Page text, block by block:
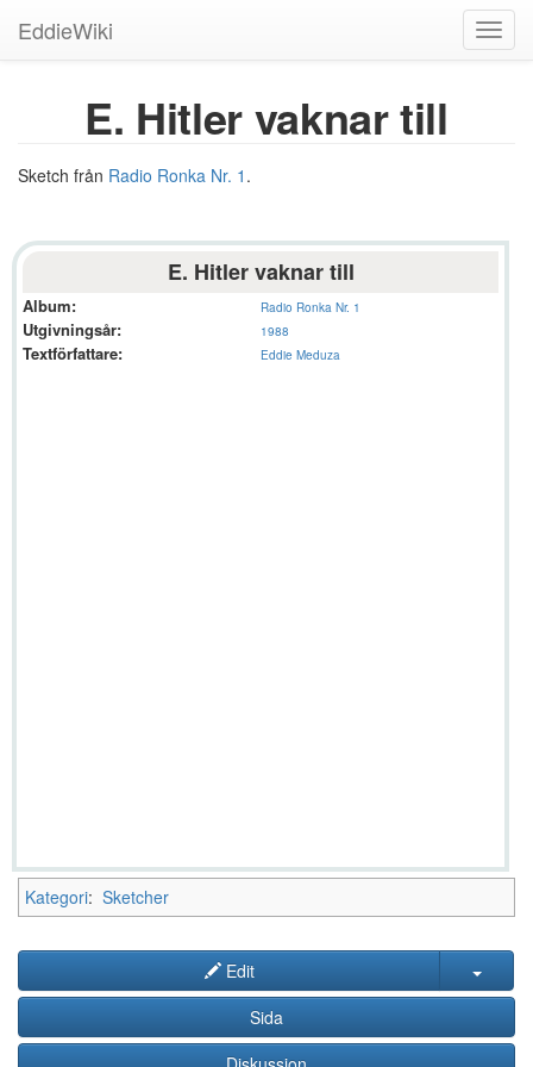
EddieWiki
E. Hitler vaknar till
Sketch från Radio Ronka Nr. 1 .
E. Hitler vaknar till
Album: Radio Ronka Nr. 1
Utgivningsår: 1988
Textförfattare: Eddie Meduza
Kategori: Sketcher
Edit
Sida